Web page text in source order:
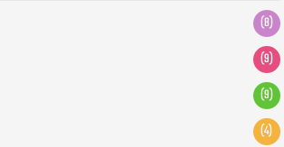
(8)
(9)
(9)
(4)